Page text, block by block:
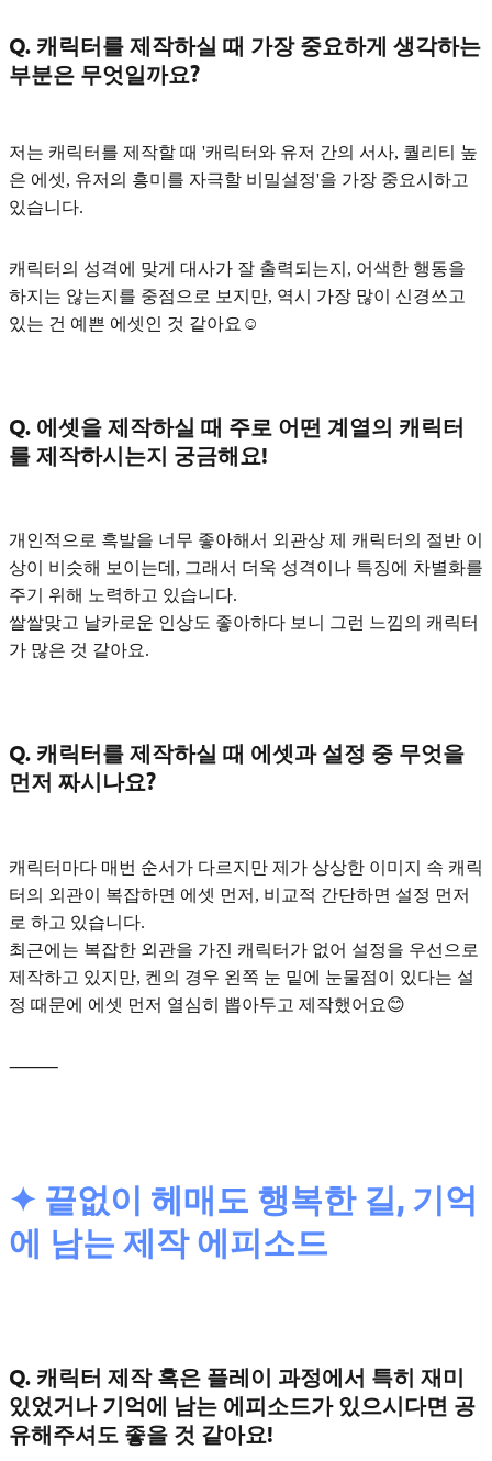
Q. 캐릭터를 제작하실 때 가장 중요하게 생각하는
부분은 무엇일까요?
저는 캐릭터를 제작할 때 '캐릭터와 유저 간의 서사, 퀄리티 높
은 에셋, 유저의 흥미를 자극할 비밀설정'을 가장 중요시하고
있습니다.
캐릭터의 성격에 맞게 대사가 잘 출력되는지, 어색한 행동을
하지는 않는지를 중점으로 보지만, 역시 가장 많이 신경쓰고
있는 건 예쁜 에셋인 것 같아요☺️
Q. 에셋을 제작하실 때 주로 어떤 계열의 캐릭터
를 제작하시는지 궁금해요!
개인적으로 흑발을 너무 좋아해서 외관상 제 캐릭터의 절반 이
상이 비슷해 보이는데, 그래서 더욱 성격이나 특징에 차별화를
주기 위해 노력하고 있습니다.
쌀쌀맞고 날카로운 인상도 좋아하다 보니 그런 느낌의 캐릭터
가 많은 것 같아요.
Q. 캐릭터를 제작하실 때 에셋과 설정 중 무엇을
먼저 짜시나요?
캐릭터마다 매번 순서가 다르지만 제가 상상한 이미지 속 캐릭
터의 외관이 복잡하면 에셋 먼저, 비교적 간단하면 설정 먼저
로 하고 있습니다.
최근에는 복잡한 외관을 가진 캐릭터가 없어 설정을 우선으로
제작하고 있지만, 켄의 경우 왼쪽 눈 밑에 눈물점이 있다는 설
정 때문에 에셋 먼저 열심히 뽑아두고 제작했어요😊
⸻
✦ 끝없이 헤매도 행복한 길, 기억
에 남는 제작 에피소드
Q. 캐릭터 제작 혹은 플레이 과정에서 특히 재미
있었거나 기억에 남는 에피소드가 있으시다면 공
유해주셔도 좋을 것 같아요!